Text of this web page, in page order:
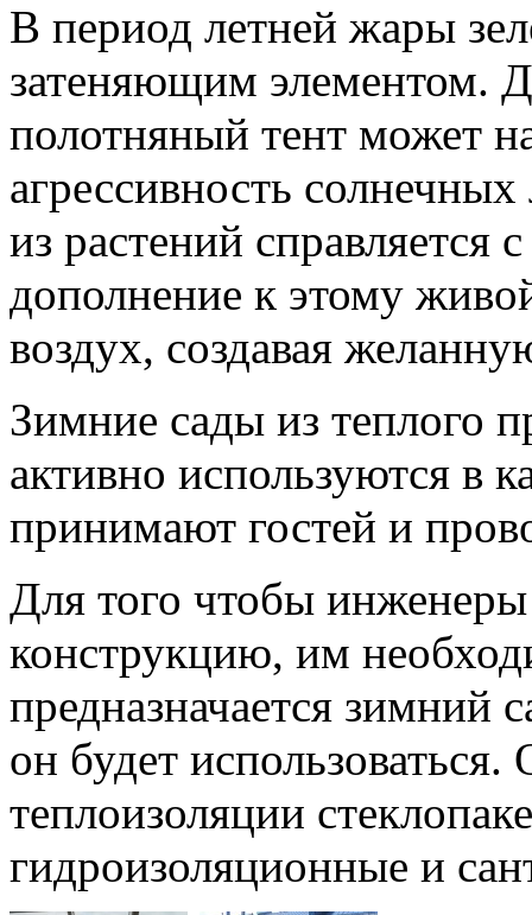
В период летней жары
затеняющим элементом.
полотняный тент может
агрессивность
из растений справляется
дополнение к этому
воздух, создавая
Зимние сады из теплого
активно используются в
принимают гостей и
Для того чтобы
конструкцию, им
предназначается зимний
он будет использоваться.
теплоизоляции
гидроизоляционные и